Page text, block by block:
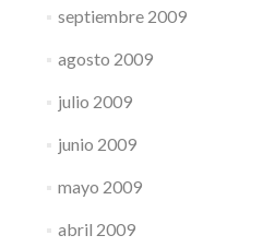
septiembre 2009
agosto 2009
julio 2009
junio 2009
mayo 2009
abril 2009